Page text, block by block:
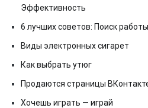
Эффективность
6 лучших советов: Поиск
Виды электронных сигарет
Как выбрать утюг
Продаются страницы
Хочешь играть — играй